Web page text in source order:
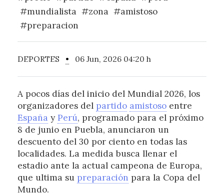
#mundialista #zona #amistoso
#preparacion
DEPORTES • 06 Jun, 2026 04:20 h
A pocos días del inicio del Mundial 2026, los
organizadores del partido amistosoentre
España yPerú, programado para el próximo
8 de junio en Puebla, anunciaron un
descuento del 30 por ciento en todas las
localidades. La medida busca llenar el
estadio ante la actual campeona de Europa,
que ultima su preparación para la Copa del
Mundo.